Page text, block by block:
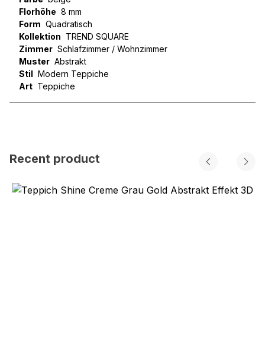
Florhöhe 8 mm
Form Quadratisch
Kollektion TREND SQUARE
Zimmer Schlafzimmer / Wohnzimmer
Muster Abstrakt
Stil Modern Teppiche
Art Teppiche
Recent product